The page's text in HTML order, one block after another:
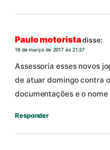
Paulo motoristadisse:
16 de março de 2017 às 21:37
Assessoria esses novos
de atuar domingo contra
documentações e o nome
Responder